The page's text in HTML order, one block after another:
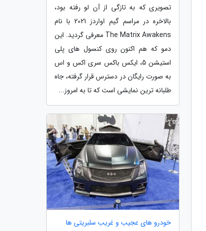
تصویری که به تازگی از آن لو رفته بود،
بالاخره در مراسم گیم اواردز 2021 با نام
The Matrix Awakens معرفی گردید. این
دمو که هم اکنون روی کنسول های پلی
استیشن 5، ایکس باکس سری اکس و اس
به صورت رایگان در دسترس قرار گرفته، جاه
طلبانه ترین نمایشی است که تا به امروز...
خودرو های عجیب و غریب سلبریتی ها